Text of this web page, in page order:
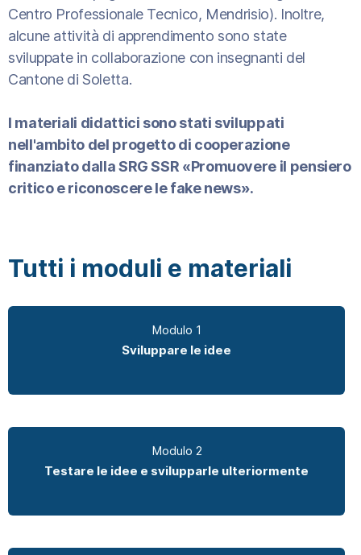
Centro Professionale Tecnico, Mendrisio). Inoltre,
alcune attività di apprendimento sono state
sviluppate in collaborazione con insegnanti del
Cantone di Soletta.
I materiali didattici sono stati sviluppati
nell'ambito del progetto di cooperazione
finanziato dalla SRG SSR «Promuovere il pensiero
critico e riconoscere le fake news».
Tutti i moduli e materiali
Modulo 1
Sviluppare le idee
Modulo 2
Testare le idee e svilupparle ulteriormente